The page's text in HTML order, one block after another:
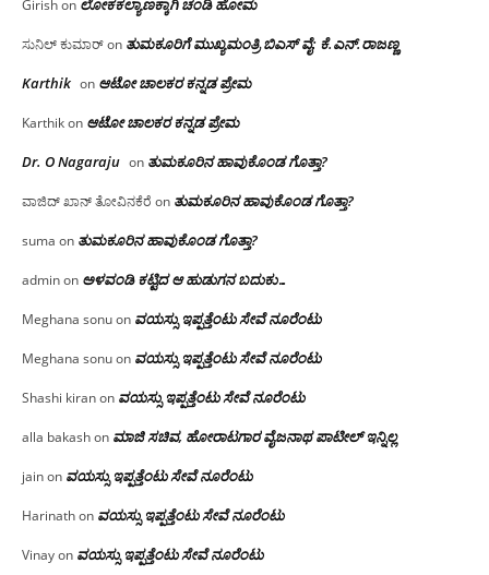
Girishon ಲೋಕಕಲ್ಯಾಣಕ್ಕಾಗಿ ಚಂಡಿ ಹೋಮ
ಸುನಿಲ್ ಕುಮಾರ್on ತುಮಕೂರಿಗೆ ಮುಖ್ಯಮಂತ್ರಿ ಬಿಎಸ್ ವೈ: ಕೆ.ಎನ್.ರಾಜಣ್ಣ
Karthik on ಆಟೋ ಚಾಲಕರ ಕನ್ನಡ ಪ್ರೇಮ
Karthikon ಆಟೋ ಚಾಲಕರ ಕನ್ನಡ ಪ್ರೇಮ
Dr. O Nagaraju on ತುಮಕೂರಿನ ಹಾವುಕೊಂಡ ಗೊತ್ತಾ?
ವಾಜಿದ್ ಖಾನ್ ತೋವಿನಕೆರೆ on ತುಮಕೂರಿನ ಹಾವುಕೊಂಡ ಗೊತ್ತಾ?
suma on ತುಮಕೂರಿನ ಹಾವುಕೊಂಡ ಗೊತ್ತಾ?
adminon ಅಳವಂಡಿ ಕಟ್ಟಿದ ಆ ಹುಡುಗನ ಬದುಕು…
Meghana sonuon ವಯಸ್ಸು ಇಪ್ಪತ್ತೆಂಟು ಸೇವೆ ನೂರೆಂಟು
Meghana sonuon ವಯಸ್ಸು ಇಪ್ಪತ್ತೆಂಟು ಸೇವೆ ನೂರೆಂಟು
Shashi kiranon ವಯಸ್ಸು ಇಪ್ಪತ್ತೆಂಟು ಸೇವೆ ನೂರೆಂಟು
alla bakashon ಮಾಜಿ ಸಚಿವ, ಹೋರಾಟಗಾರ ವೈಜನಾಥ ಪಾಟೀಲ್ ಇನ್ನಿಲ್ಲ
jainon ವಯಸ್ಸು ಇಪ್ಪತ್ತೆಂಟು ಸೇವೆ ನೂರೆಂಟು
Harinathon ವಯಸ್ಸು ಇಪ್ಪತ್ತೆಂಟು ಸೇವೆ ನೂರೆಂಟು
Vinayon ವಯಸ್ಸು ಇಪ್ಪತ್ತೆಂಟು ಸೇವೆ ನೂರೆಂಟು